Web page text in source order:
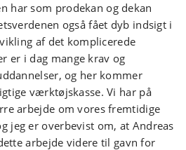
har som prodekan og dekan
også fået dyb indsigt i
af det komplicerede
er i dag mange krav og
og her kommer
værktøjskasse. Vi har på
arbejde om vores fremtidige
jeg er overbevist om, at Andreas
arbejde videre til gavn for